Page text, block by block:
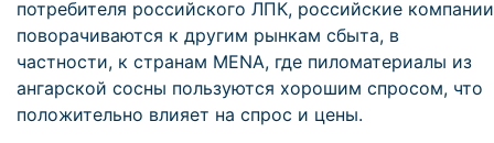
потребителя российского ЛПК, российские компании
поворачиваются к другим рынкам сбыта, в
частности, к странам MENA, где пиломатериалы из
ангарской сосны пользуются хорошим спросом, что
положительно влияет на спрос и цены.